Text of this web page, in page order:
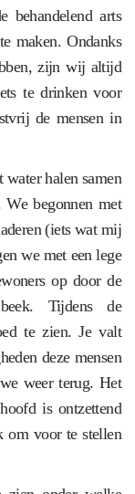
behandelend arts
maken. Ondanks
zijn wij altijd
te drinken voor
de mensen in
halen samen
We begonnen met
(iets wat mij
we met een lege
op door de
Tijdens de
te zien. Je valt
deze mensen
weer terug. Het
is ontzettend
om voor te stellen